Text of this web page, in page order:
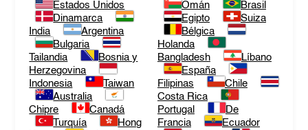
Estados Unidos
Dinamarca
India
Argentina
Bulgaria
Tailandia
Bosnia y
Herzegovina
Indonesia
Taiwan
Australia
Chipre
Canadá
Turquía
Hong
Omán
Brasil
Egipto
Suiza
Bélgica
Holanda
Bangladesh
Líbano
España
Filipinas
Chile
Costa Rica
Portugal
De
Francia
Ecuador